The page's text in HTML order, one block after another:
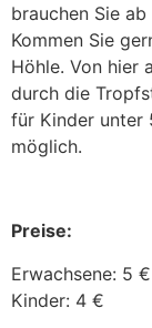
brauchen Sie
Kommen Sie
Höhle. Von hier
durch die
für Kinder unter
möglich.
Preise:
Erwachsene: 5 €
Kinder: 4 €